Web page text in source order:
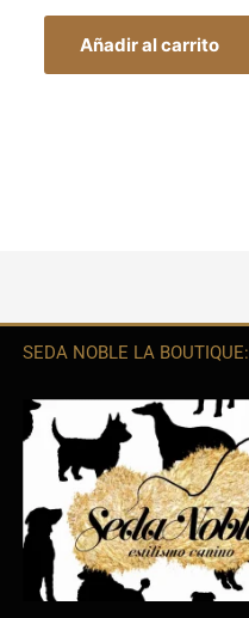
Añadir al carrito
SEDA NOBLE LA BOUTIQUE: